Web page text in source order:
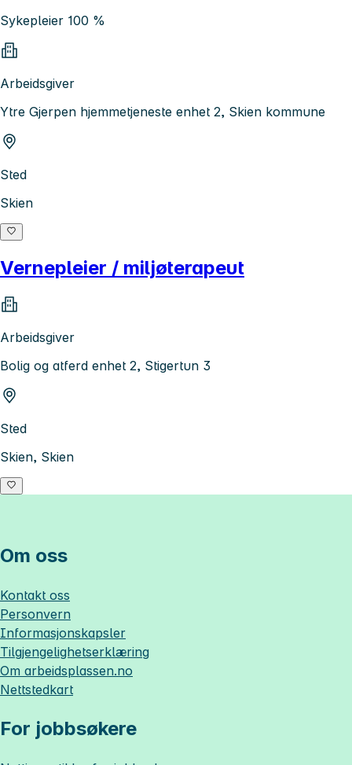
Sykepleier 100 %
Arbeidsgiver
Ytre Gjerpen hjemmetjeneste enhet 2, Skien kommune
Sted
Skien
Vernepleier / miljøterapeut
Arbeidsgiver
Bolig og atferd enhet 2, Stigertun 3
Sted
Skien, Skien
Om oss
Kontakt oss
Personvern
Informasjonskapsler
Tilgjengelighetserklæring
Om arbeidsplassen.no
Nettstedkart
For jobbsøkere